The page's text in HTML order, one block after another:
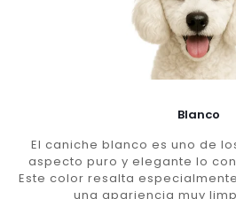
Blanco
El caniche blanco es uno de
aspecto puro y elegante lo
Este color resalta
una apariencia muy